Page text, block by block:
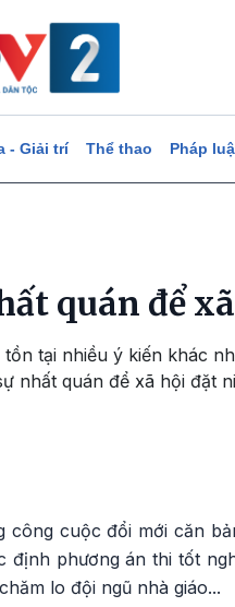
- Giải trí Thể thao Pháp
quán để
tại nhiều ý kiến khác
nhất quán để xã hội đặt
cuộc đổi mới căn
phương án thi tốt
lo đội ngũ nhà giáo...